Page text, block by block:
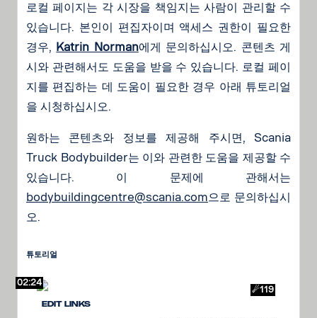
로컬 페이지는 각 시장을 책임지는 사람이 관리할 수
있습니다. 본인이 편집자이며 액세스 권한이 필요한
경우, Katrin Norman에게 문의하십시오. 콘텐츠 게
시와 관련해서도 도움을 받을 수 있습니다. 로컬 페이
지를 편집하는 데 도움이 필요한 경우 아래 튜토리얼
을 시청하십시오.
원하는 콘텐츠와 정보를 제공해 주시면, Scania
Truck Bodybuilder는 이와 관련한 도움을 제공할 수
있습니다. 이 문제에 관해서는
bodybuildingcentre@scania.com으로 문의하십시
오.
튜토리얼
☄119
02:24
Edit links